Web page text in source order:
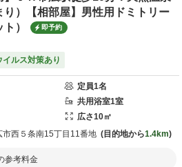
）【相部屋】男性用ドミトリー
）
即予約
ルス対策あり
定員1名
共用浴室1室
広さ10㎡
市西５条南15丁目11番地 目的地から1.4km
参考料金